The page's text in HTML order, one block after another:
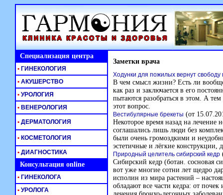
Специализация центра Заметки врача
Ходунки для пожилых вернут
В чем смысл жизни? Есть ли
как раз и заключается в его
пытаются разобраться в этом. А
этот вопрос.
Вестибулярные брекеты (от
Некоторое время назад на лечение
соглашались лишь люди без
были очень громоздкими и
эстетичные и лёгкие конструкции,
Природный целитель сибирский кедр
Сибирский кедр (ботан. сосновая
вот уже многие сотни лет щедро
исполин из мира растений –
обладают все части кедра: от
• ГИНЕКОЛОГИЯ
• АКУШЕРСТВО
• УРОЛОГИЯ
• ВЕНЕРОЛОГИЯ
• ДЕРМАТОЛОГИЯ
• КОСМЕТОЛОГИЯ
• ДИАГНОСТИКА
Консультация online
• ГИНЕКОЛОГА
• УРОЛОГА